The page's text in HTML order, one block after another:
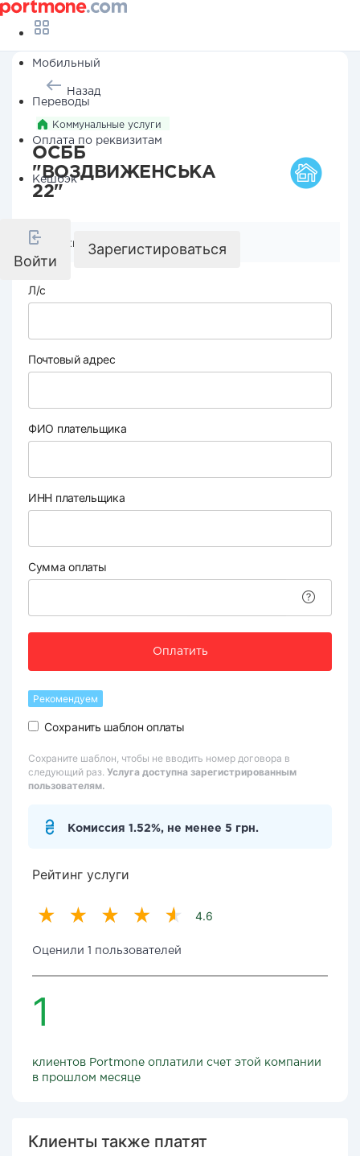
Мобильный
Переводы
Оплата по реквизитам
Кешбэк
Войти
Зарегистироваться
Назад
Коммунальные услуги
ОСББ
"ВОЗДВИЖЕНСЬКА
22"
Реквизиты компании
Л/с
Почтовый адрес
ФИО плательщика
ИНН плательщика
Сумма оплаты
Оплатить
Рекомендуем
Сохранить шаблон оплаты
Сохраните шаблон, чтобы не вводить номер договора в
следующий раз. Услуга доступна зарегистрированным
пользователям.
Комиссия 1.52%, не менее 5 грн.
Рейтинг услуги
4.6
Оценили 1 пользователей
1
клиентов Portmone оплатили счет этой компании
в прошлом месяце
Клиенты также платят